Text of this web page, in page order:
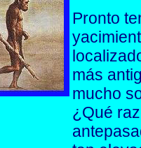
Pronto
más
mucho
¿Qué